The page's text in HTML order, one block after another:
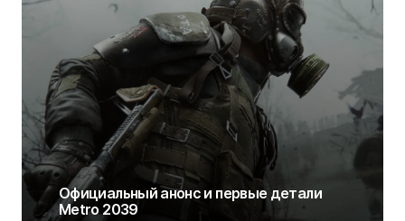
Официальный анонс и первые детали
Metro 2039